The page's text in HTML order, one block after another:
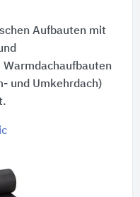
Aufbauten mit
und Umkehrdach)